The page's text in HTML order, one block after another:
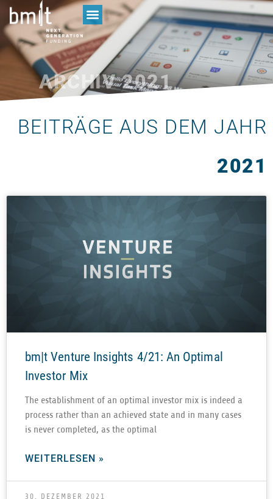
ARCHIV2021
BEITRÄGE AUS DEM JAHR
2021
bm|t Venture Insights 4/21: An Optimal
Investor Mix
The estab­lish­ment of an opti­mal inves­tor mix is indeed a
pro­cess rather than an achie­ved state and in many cases
is never com­ple­ted, as the optimal
WEITERLESEN »
30. DEZEMBER 2021